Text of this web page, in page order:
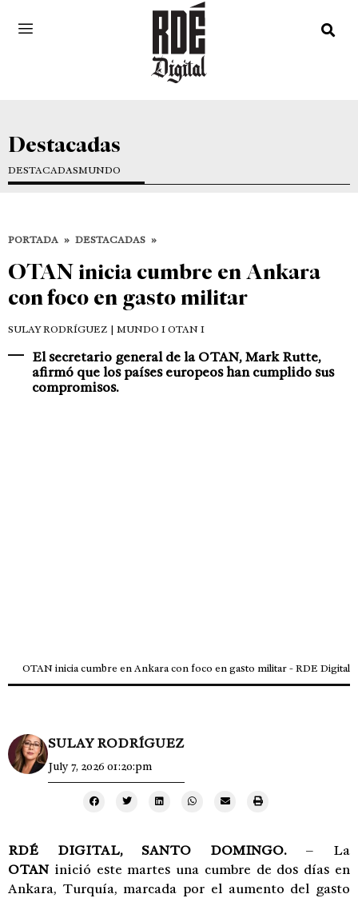
Destacadas
DESTACADASMUNDO
PORTADA » DESTACADAS »
OTAN inicia cumbre en Ankara
con foco en gasto militar
SULAY RODRÍGUEZ | MUNDO I OTAN I
El secretario general de la OTAN, Mark Rutte,
afirmó que los países europeos han cumplido sus
compromisos.
OTAN inicia cumbre en Ankara con foco en gasto militar - RDE Digital
SULAY RODRÍGUEZ
July 7, 2026 01:20:pm
RDÉ DIGITAL, SANTO DOMINGO.– La
OTANinició este martes una cumbre de dos días en
Ankara, Turquía, marcada por el aumento del gasto